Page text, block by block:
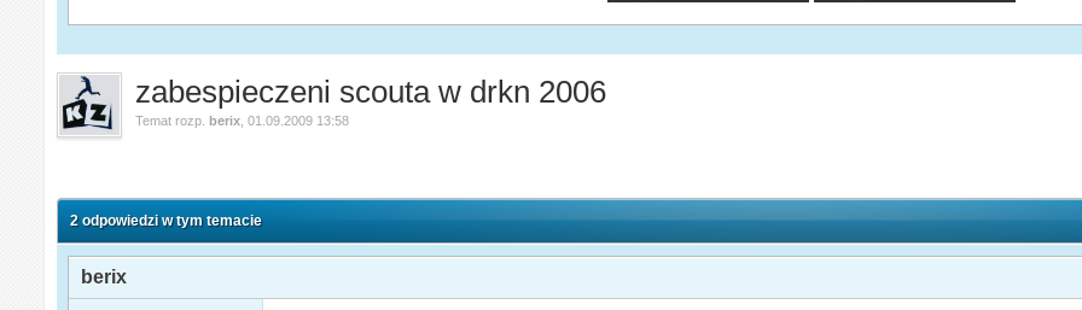
zabespieczeni scouta w drkn 2006
Temat rozp. berix ,01.09.2009 13:58
2 odpowiedzi w tym temacie
berix